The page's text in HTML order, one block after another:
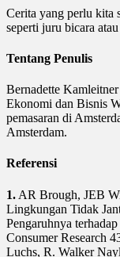
Cerita yang perlu kita
seperti juru bicara
Tentang Penulis
Bernadette
Ekonomi dan Bisnis
pemasaran di
Amsterdam.
Referensi
1. AR Brough, JEB
Lingkungan Tidak
Pengaruhnya
Consumer Research
Luchs, R. Walker